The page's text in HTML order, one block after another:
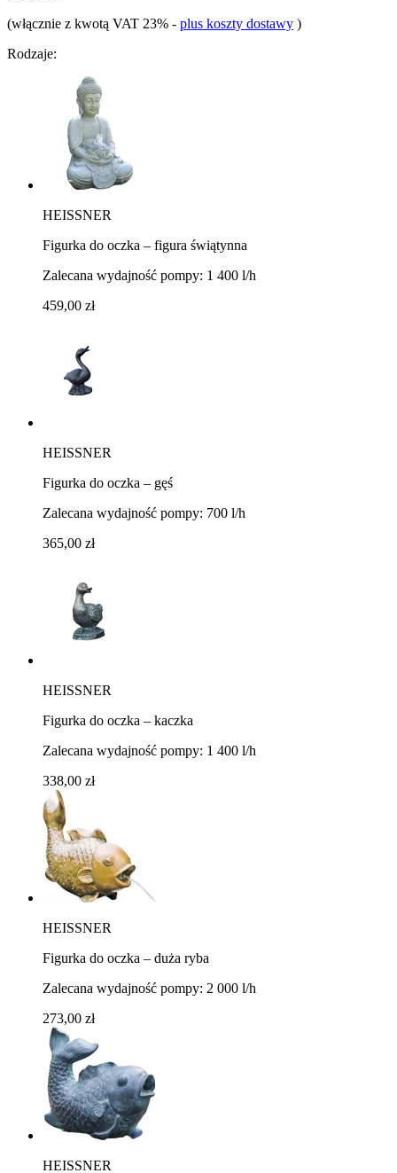
(włącznie z kwotą VAT 23% - plus koszty dostawy )
Rodzaje:
HEISSNER
Figurka do oczka – figura świątynna
Zalecana wydajność pompy: 1 400 l/h
459,00 zł
HEISSNER
Figurka do oczka – gęś
Zalecana wydajność pompy: 700 l/h
365,00 zł
HEISSNER
Figurka do oczka – kaczka
Zalecana wydajność pompy: 1 400 l/h
338,00 zł
HEISSNER
Figurka do oczka – duża ryba
Zalecana wydajność pompy: 2 000 l/h
273,00 zł
HEISSNER